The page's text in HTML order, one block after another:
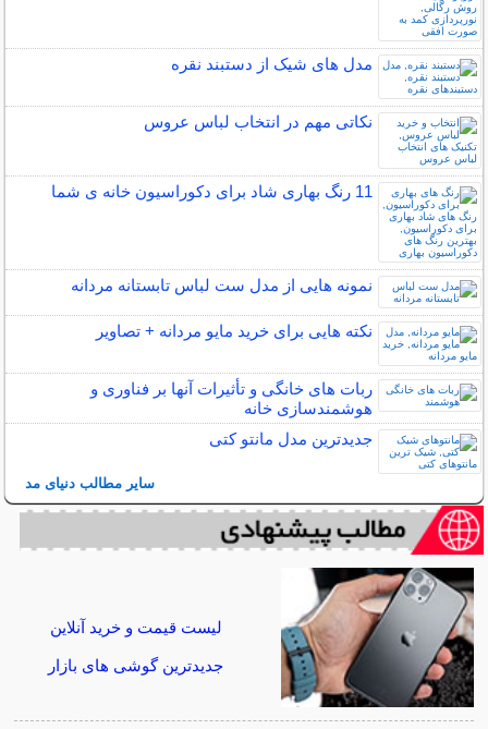
مدل های شیک از دستبند نقره
نکاتی مهم در انتخاب لباس عروس
11 رنگ بهاری شاد برای دکوراسیون خانه ی شما
نمونه هایی از مدل ست لباس تابستانه مردانه
نکته هایی برای خرید مایو مردانه + تصاویر
ربات ‌های خانگی و تأثیرات آنها بر فناوری و
هوشمندسازی خانه
جدیدترین مدل مانتو کتی
سایر مطالب دنیای مد
لیست قیمت و خرید آنلاین
جدیدترین گوشی های بازار